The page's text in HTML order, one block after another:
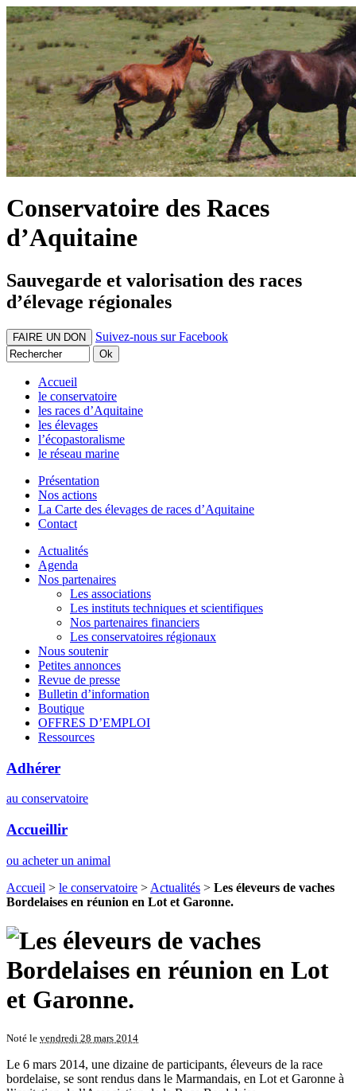
Conservatoire des Races
d’Aquitaine
Sauvegarde et valorisation des races
d’élevage régionales
FAIRE UN DON Suivez-nous sur Facebook
Accueil
le conservatoire
les races d’Aquitaine
les élevages
l’écopastoralisme
le réseau marine
Présentation
Nos actions
La Carte des élevages de races d’Aquitaine
Contact
Actualités
Agenda
Nos partenaires
Les associations
Les instituts techniques et scientifiques
Nos partenaires financiers
Les conservatoires régionaux
Nous soutenir
Petites annonces
Revue de presse
Bulletin d’information
Boutique
OFFRES D’EMPLOI
Ressources
Adhérer
au conservatoire
Accueillir
ou acheter un animal
Accueil > le conservatoire > Actualités > Les éleveurs de vaches
Bordelaises en réunion en Lot et Garonne.
Noté le vendredi 28 mars 2014
Le 6 mars 2014, une dizaine de participants, éleveurs de la race
bordelaise, se sont rendus dans le Marmandais, en Lot et Garonne à